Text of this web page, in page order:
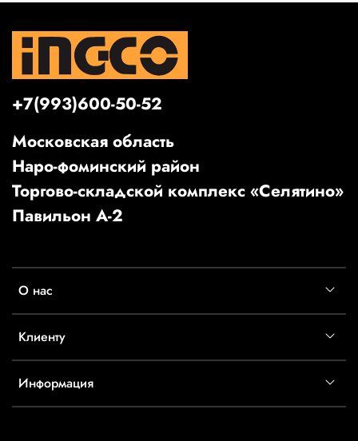
О нас
Клиенту
Информация
+7(993)600-50-52
Московская область
Наро-фоминский район
Торгово-складской комплекс «Селятино»
Павильон А-2